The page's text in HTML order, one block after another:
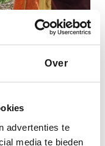
Over
advertenties te
media te bieden
zijn er een
moet uw